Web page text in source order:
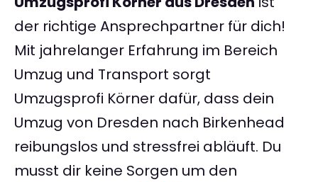
der richtige Ansprechpartner für dich!
Mit jahrelanger Erfahrung im Bereich
Umzug und Transport sorgt
Umzugsprofi Körner dafür, dass dein
Umzug von Dresden nach Birkenhead
reibungslos und stressfrei abläuft. Du
musst dir keine Sorgen um den